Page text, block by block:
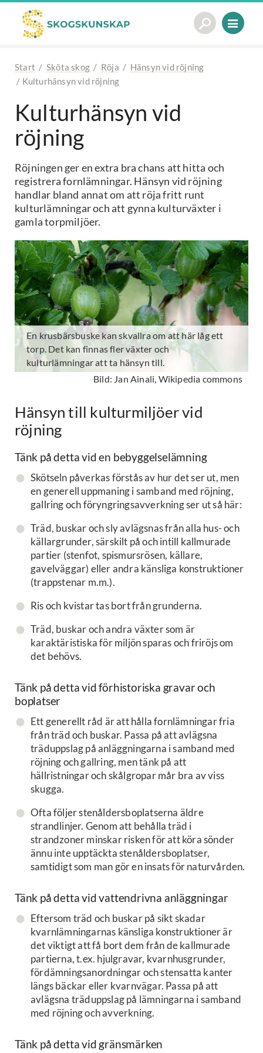
Start / Sköta skog / Röja / Hänsyn vid röjning
/ Kulturhänsyn vid röjning
Kulturhänsyn vid
röjning
Röjningen ger en extra bra chans att hitta och
registrera fornlämningar. Hänsyn vid röjning
handlar bland annat om att röja fritt runt
kulturlämningar och att gynna kulturväxter i
gamla torpmiljöer.
En krusbärsbuske kan skvallra om att här låg ett
torp. Det kan finnas fler växter och
kulturlämningar att ta hänsyn till.
Bild: Jan Ainali, Wikipedia commons
Hänsyn till kulturmiljöer vid
röjning
Tänk på detta vid en bebyggelselämning
Skötseln påverkas förstås av hur det ser ut, men
en generell uppmaning i samband med röjning,
gallring och föryngringsavverkning ser ut så här:
Träd, buskar och sly avlägsnas från alla hus- och
källargrunder, särskilt på och intill kallmurade
partier (stenfot, spismursrösen, källare,
gavelväggar) eller andra känsliga konstruktioner
(trappstenar m.m.).
Ris och kvistar tas bort från grunderna.
Träd, buskar och andra växter som är
karaktäristiska för miljön sparas och friröjs om
det behövs.
Tänk på detta vid förhistoriska gravar och
boplatser
Ett generellt råd är att hålla fornlämningar fria
från träd och buskar. Passa på att avlägsna
träduppslag på anläggningarna i samband med
röjning och gallring, men tänk på att
hällristningar och skålgropar mår bra av viss
skugga.
Ofta följer stenåldersboplatserna äldre
strandlinjer. Genom att behålla träd i
strandzoner minskar risken för att köra sönder
ännu inte upptäckta stenåldersboplatser,
samtidigt som man gör en insats för naturvården.
Tänk på detta vid vattendrivna anläggningar
Eftersom träd och buskar på sikt skadar
kvarnlämningarnas känsliga konstruktioner är
det viktigt att få bort dem från de kallmurade
partierna, t.ex. hjulgravar, kvarnhusgrunder,
fördämningsanordningar och stensatta kanter
längs bäckar eller kvarnvägar. Passa på att
avlägsna träduppslag på lämningarna i samband
med röjning och avverkning.
Tänk på detta vid gränsmärken